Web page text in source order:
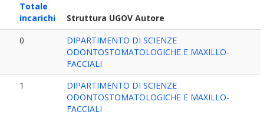
Totale
incarichi
Struttura UGOV Autore
0
DIPARTIMENTO DI SCIENZE
ODONTOSTOMATOLOGICHE E MAXILLO-
FACCIALI
1
DIPARTIMENTO DI SCIENZE
ODONTOSTOMATOLOGICHE E MAXILLO-
FACCIALI